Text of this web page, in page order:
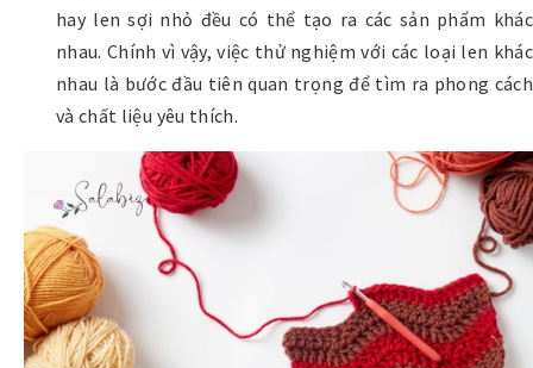
hay len sợi nhỏ đều có thể tạo ra các sản phẩm khác
nhau. Chính vì vậy, việc thử nghiệm với các loại len khác
nhau là bước đầu tiên quan trọng để tìm ra phong cách
và chất liệu yêu thích.